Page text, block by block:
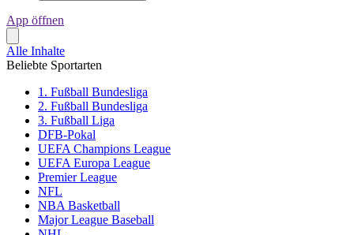
App öffnen
Alle Inhalte
Beliebte Sportarten
1. Fußball Bundesliga
2. Fußball Bundesliga
3. Fußball Liga
DFB-Pokal
UEFA Champions League
UEFA Europa League
Premier League
NFL
NBA Basketball
Major League Baseball